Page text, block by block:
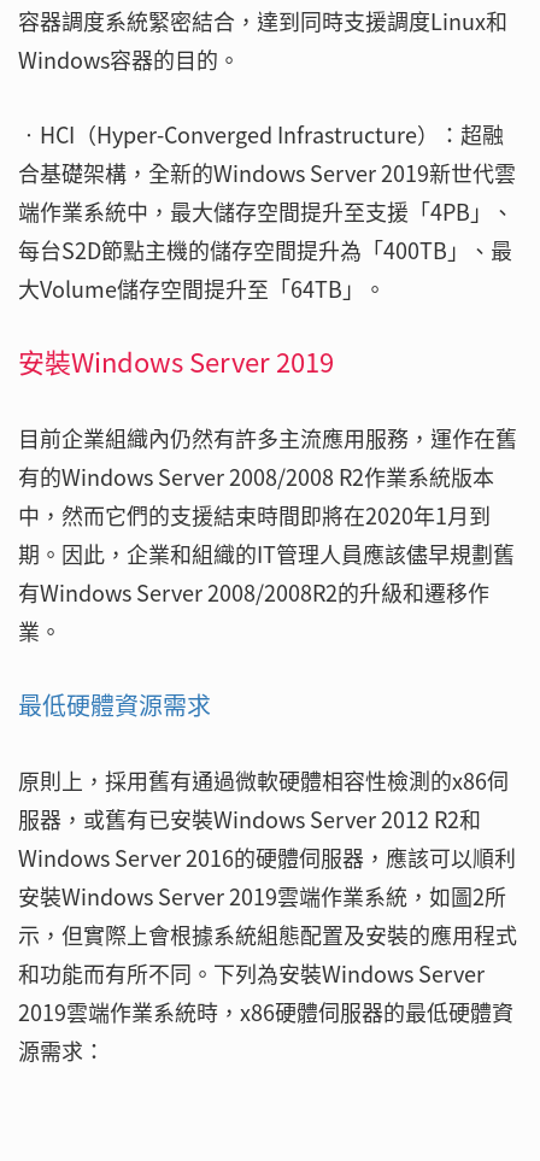
容器調度系統緊密結合，達到同時支援調度Linux和
Windows容器的目的。
‧HCI（Hyper-Converged Infrastructure）：超融
合基礎架構，全新的Windows Server 2019新世代雲
端作業系統中，最大儲存空間提升至支援「4PB」、
每台S2D節點主機的儲存空間提升為「400TB」、最
大Volume儲存空間提升至「64TB」。
安裝Windows Server 2019
目前企業組織內仍然有許多主流應用服務，運作在舊
有的Windows Server 2008/2008 R2作業系統版本
中，然而它們的支援結束時間即將在2020年1月到
期。因此，企業和組織的IT管理人員應該儘早規劃舊
有Windows Server 2008/2008R2的升級和遷移作
業。
最低硬體資源需求
原則上，採用舊有通過微軟硬體相容性檢測的x86伺
服器，或舊有已安裝Windows Server 2012 R2和
Windows Server 2016的硬體伺服器，應該可以順利
安裝Windows Server 2019雲端作業系統，如圖2所
示，但實際上會根據系統組態配置及安裝的應用程式
和功能而有所不同。下列為安裝Windows Server
2019雲端作業系統時，x86硬體伺服器的最低硬體資
源需求：